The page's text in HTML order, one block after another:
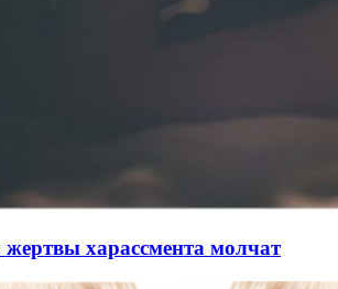
харассмента молчат